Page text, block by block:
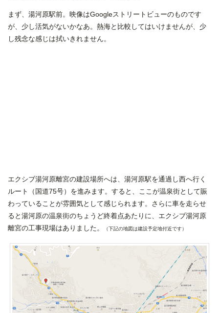
まず、湯河原駅前。映像はGoogleストリートビューのものです
が、少し活気がないかなあ。熱海と比較してはいけませんが、少
し残念な感じは拭いきれません。
エクシブ湯河原離宮の建設場所へは、湯河原駅を通過し西へ行く
ルート（国道75号）を進みます。すると、ここが温泉街として賑
わっていることが雰囲気として感じられます。さらに車を走らせ
ると湯河原の温泉街のちょうど終着点あたりに、エクシブ湯河原
離宮の工事現場はありました。
（下記の地図は建設予定地付近です）